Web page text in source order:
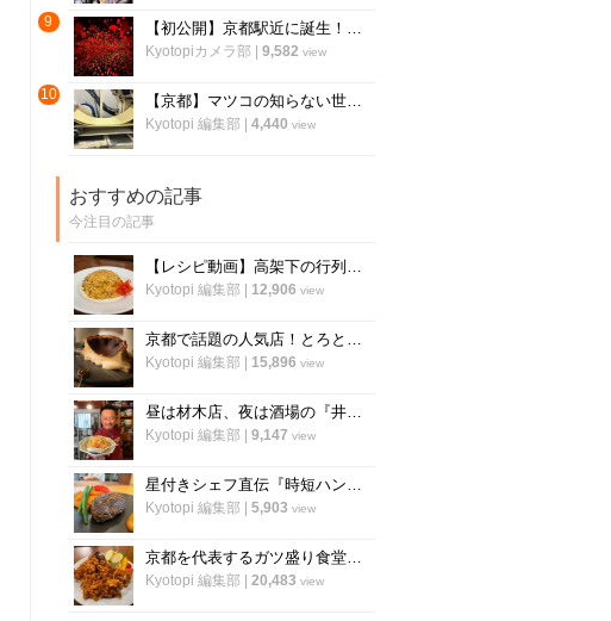
9 【初公開】京都駅近に誕生！「チームラボ」の最新巨大アート空間を一足先に体験
Kyotopiカメラ部 9,582 view
10 【京都】マツコの知らない世界にも登場！ラーメンを支える老舗製麺所「麺屋棣鄂」に潜入
Kyotopi 編集部 4,440 view
おすすめの記事
今注目の記事
【レシピ動画】高架下の行列ラーメン店「大中」にプロのチャーハンを教わる！
Kyotopi 編集部 12,906 view
京都で話題の人気店！とろとろ濃厚バスクチーズケーキの作り方〜「フォーチュンガーデン京都」
Kyotopi 編集部 15,896 view
昼は材木店、夜は酒場の『井倉木材』が教える「裏技チャーハン（焼き飯）」の作り方！
Kyotopi 編集部 9,147 view
星付きシェフ直伝『時短ハンバーグ』の作り方！”合わせ調味料”が決め手！フランス料理「レーヌ デ プレ」
Kyotopi 編集部 5,903 view
京都を代表するガツ盛り食堂「ハイライト」の名物メニュー”唐揚げ”の作り方
Kyotopi 編集部 20,483 view